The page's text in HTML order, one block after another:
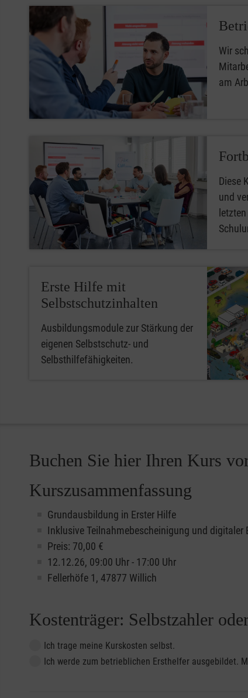
Wir
am
Diese
und
Erste Hilfe mit
Selbstschutzinhalten
Ausbildungsmodule zur Stärkung der
eigenen Selbstschutz- und
Selbsthilfefähigkeiten.
Buchen Sie hier Ihren Kurs
Kurszusammenfassung
Grundausbildung in Erster Hilfe
Inklusive Teilnahmebescheinigung und digitaler
Preis: 70,00 €
12.12.26, 09:00 Uhr - 17:00 Uhr
Fellerhöfe 1, 47877 Willich
Kostenträger: Selbstzahler
Ich trage meine Kurskosten selbst.
Ich werde zum betrieblichen Ersthelfer ausgebildet.